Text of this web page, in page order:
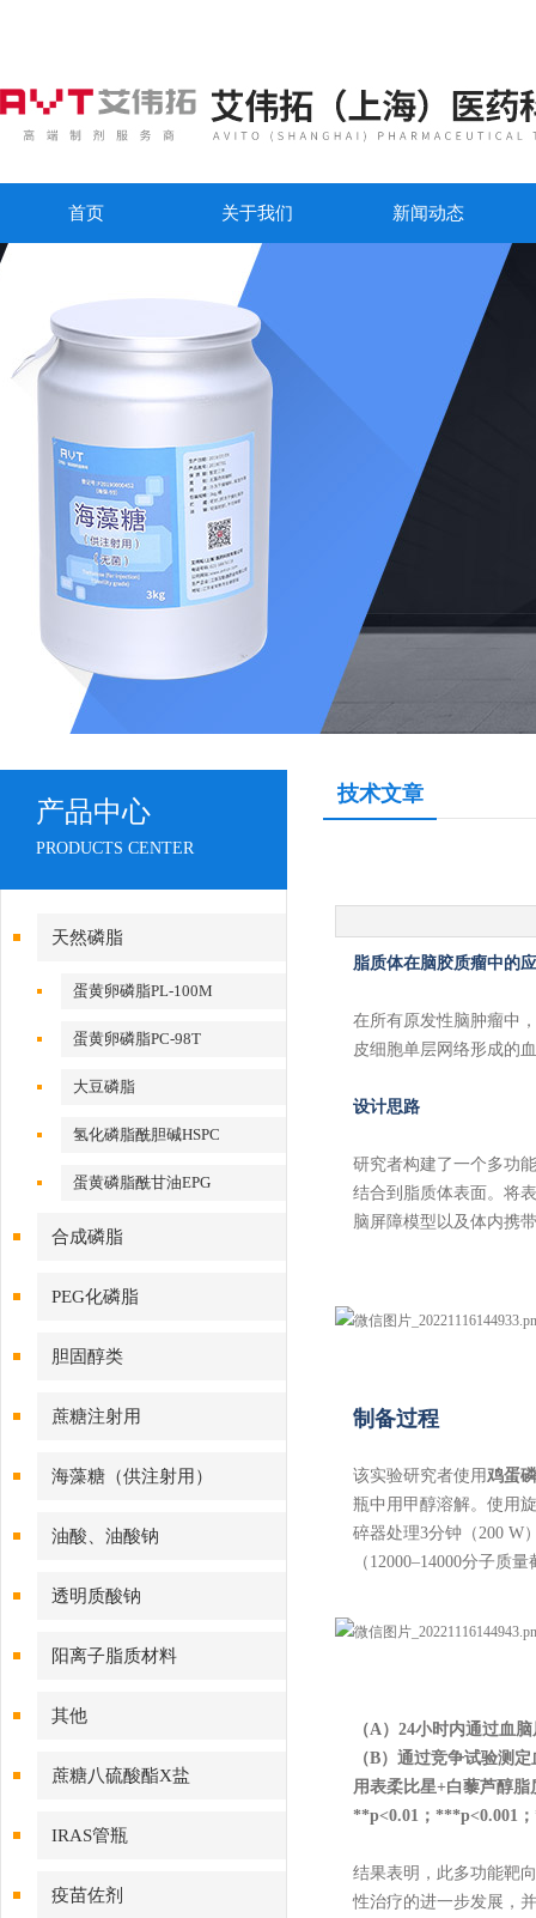
首页 关于我们 新闻动态
产品中心
PRODUCTS CENTER
天然磷脂
蛋黄卵磷脂PL-100M
蛋黄卵磷脂PC-98T
大豆磷脂
氢化磷脂酰胆碱HSPC
蛋黄磷脂酰甘油EPG
合成磷脂
PEG化磷脂
胆固醇类
蔗糖注射用
海藻糖（供注射用）
油酸、油酸钠
透明质酸钠
阳离子脂质材料
其他
蔗糖八硫酸酯X盐
IRAS管瓶
疫苗佐剂
技术文章
脂质体在脑胶质瘤中的
在所有原发性脑肿瘤中
皮细胞单层网络形成的
设计思路
研究者构建了一个多功
结合到脂质体表面。将
脑屏障模型以及体内携
制备过程
该实验研究者使用鸡蛋
瓶中用甲醇溶解。使用
碎器处理3分钟（200 W
（12000–14000分子质
（A）24小时内通过血
（B）通过竞争试验测
用表柔比星+白藜芦醇
**p<0.01；***p<0.001
结果表明，此多功能靶
性治疗的进一步发展，